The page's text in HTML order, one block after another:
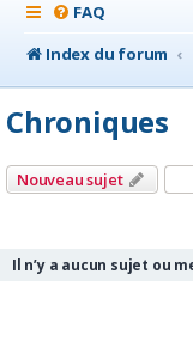
FAQ
Index du forum
Chroniques
Nouveau sujet
Il n’y a aucun sujet ou